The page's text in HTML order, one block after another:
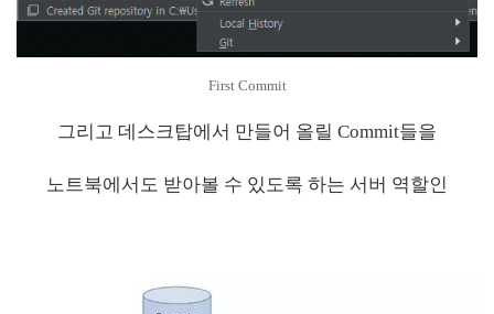
First Commit
그리고 데스크탑에서 만들어 올릴 Commit들을
노트북에서도 받아볼 수 있도록 하는 서버 역할인